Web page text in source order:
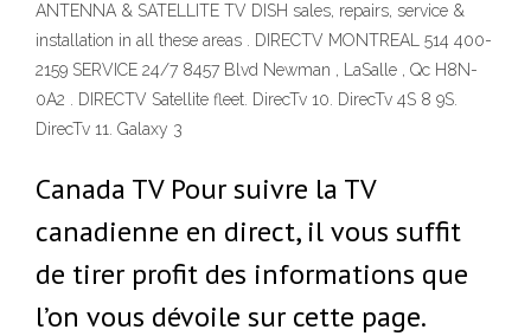
ANTENNA & SATELLITE TV DISH sales, repairs, service &
installation in all these areas . DIRECTV MONTREAL 514 400-
2159 SERVICE 24/7 8457 Blvd Newman , LaSalle , Qc H8N-
0A2 . DIRECTV Satellite fleet. DirecTv 10. DirecTv 4S 8 9S.
DirecTv 11. Galaxy 3
Canada TV Pour suivre la TV
canadienne en direct, il vous suffit
de tirer profit des informations que
l’on vous dévoile sur cette page.